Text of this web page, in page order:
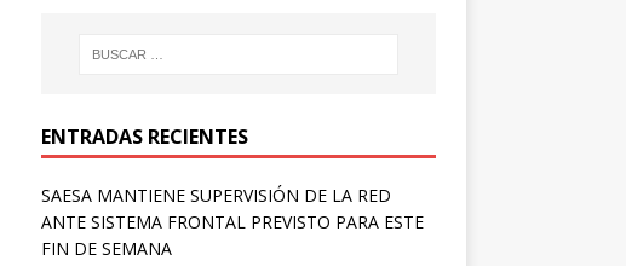
ENTRADAS RECIENTES
SAESA MANTIENE SUPERVISIÓN DE LA RED
ANTE SISTEMA FRONTAL PREVISTO PARA ESTE
FIN DE SEMANA